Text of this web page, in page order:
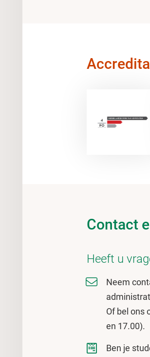
Contact
Heeft u
Neem
Of bel ons
en 17.00).
Ben je